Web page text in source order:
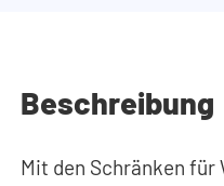
Beschreibung
Mit den Schränken für